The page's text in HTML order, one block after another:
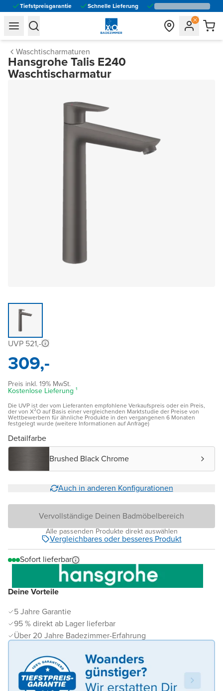
Tiefstpreisgarantie Schnelle Lieferung
general.navigation.toggle_menu.label
general.navigation.toggle_menu.label
Waschtischarmaturen
Hansgrohe Talis E240
Waschtischarmatur
Deine Vorteile
5 Jahre Garantie
95 % direkt ab Lager lieferbar
Über 20 Jahre Badezimmer-Erfahrung
UVP 521,-
309,-
Preis inkl. 19% MwSt.
Kostenlose Lieferung ¹
Die UVP ist der vom Lieferanten empfohlene Verkaufspreis oder ein Preis,
der von X²O auf Basis einer vergleichenden Marktstudie der Preise von
Wettbewerbern für ähnliche Produkte in den vergangenen 6 Monaten
festgelegt wurde (weitere Informationen auf Anfrage)
Detailfarbe
Brushed Black Chrome
Auch in anderen Konfigurationen
Vervollständige Deinen Badmöbelbereich
Alle passenden Produkte direkt auswählen
Vergleichbares oder besseres Produkt
Sofort lieferbar